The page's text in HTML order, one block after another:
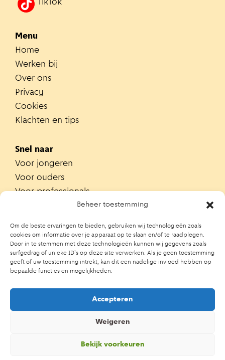
Beheer toestemming
Om de beste ervaringen te bieden, gebruiken wij technologieën zoals
cookies om informatie over je apparaat op te slaan en/of te raadplegen.
Door in te stemmen met deze technologieën kunnen wij gegevens zoals
surfgedrag of unieke ID's op deze site verwerken. Als je geen toestemming
geeft of uw toestemming intrekt, kan dit een nadelige invloed hebben op
bepaalde functies en mogelijkheden.
Accepteren
Weigeren
Bekijk voorkeuren
TikTok
Menu
Home
Werken bij
Over ons
Privacy
Cookies
Klachten en tips
Snel naar
Voor jongeren
Voor ouders
Voor professionals
Zoek contactpersoon op school
Trainingen
Ouderportaal JGZ